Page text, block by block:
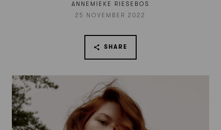
ANNEMIEKE RIESEBOS
25 NOVEMBER 2022
SHARE